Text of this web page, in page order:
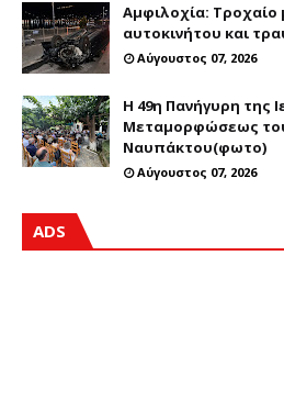
Αμφιλοχία: Τροχαίο
αυτοκινήτου και
Αύγουστος 07, 2026
Η 49η Πανήγυρη της
Μεταμορφώσεως
Ναυπάκτου(φωτο)
Αύγουστος 07, 2026
ADS